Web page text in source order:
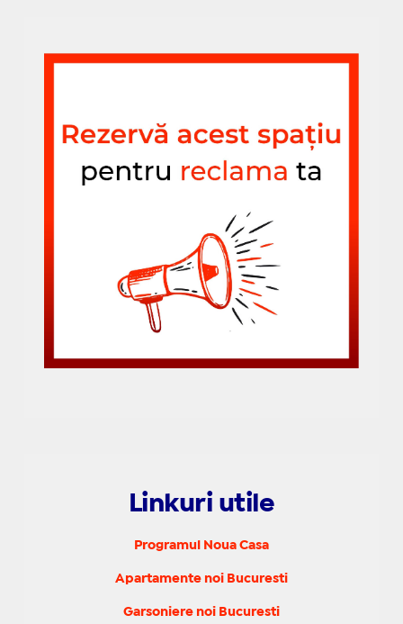
Linkuri utile
Programul Noua Casa
Apartamente noi Bucuresti
Garsoniere noi Bucuresti